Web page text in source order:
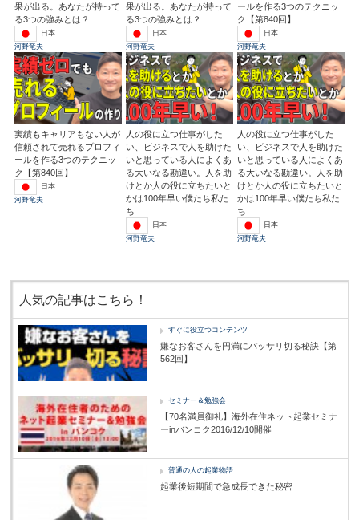
果が出る。あなたが持って
る3つの強みとは？
日本
河野竜夫
果が出る。あなたが持って
る3つの強みとは？
日本
河野竜夫
ールを作る3つのテクニッ
ク【第840回】
日本
河野竜夫
実績もキャリアもない人が
信頼されて売れるプロフィ
ールを作る3つのテクニッ
ク【第840回】
日本
河野竜夫
人の役に立つ仕事がした
い、ビジネスで人を助けた
いと思っている人によくあ
る大いなる勘違い。人を助
けとか人の役に立ちたいと
かは100年早い僕たち私た
ち
日本
河野竜夫
人の役に立つ仕事がした
い、ビジネスで人を助けた
いと思っている人によくあ
る大いなる勘違い。人を助
けとか人の役に立ちたいと
かは100年早い僕たち私た
ち
日本
河野竜夫
人気の記事はこちら！
すぐに役立つコンテンツ
嫌なお客さんを円満にバッサリ切る秘訣【第
562回】
セミナー＆勉強会
【70名満員御礼】海外在住ネット起業セミナ
ーinバンコク2016/12/10開催
普通の人の起業物語
起業後短期間で急成長できた秘密